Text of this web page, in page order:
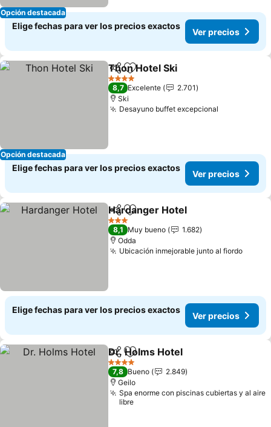
Opción destacada
Elige fechas para ver los precios exactos
Ver precios
Opción destacada
Compartir
Agregar a favoritos
Thon Hotel Ski
4 Estrellas
8,7 Excelente
2.701
Ski
Desayuno buffet excepcional
Elige fechas para ver los precios exactos
Ver precios
CompartirAgregar a favoritos
Hardanger Hotel
3 Estrellas
8,1 Muy bueno
1.682
Odda
Ubicación inmejorable junto al fiordoVer
Elige fechas para ver los precios exactos
Ver precios
CompartirAgregar a favoritos
Dr. Holms Hotel
4 Estrellas
7,8 Bueno
2.849
Geilo
Spa enorme con piscinas cubiertas y al aire
libre